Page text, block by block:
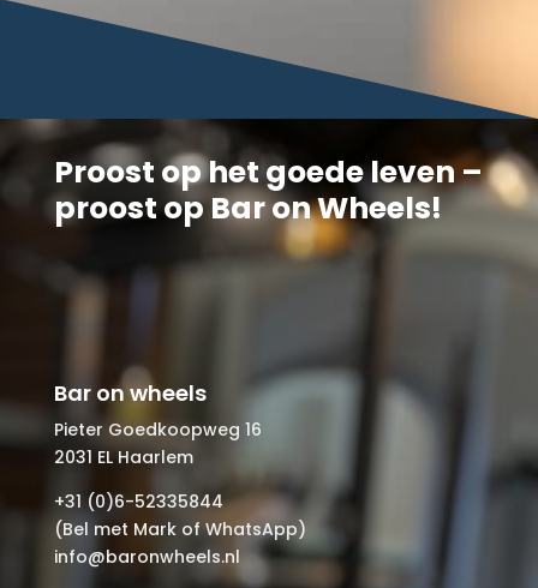
Proost op het goede leven –
proost op Bar on Wheels!
Bar on wheels
Pieter Goedkoopweg 16
2031 EL Haarlem
+31 (0)6-52335844
(Bel met Mark of WhatsApp)
info@baronwheels.nl